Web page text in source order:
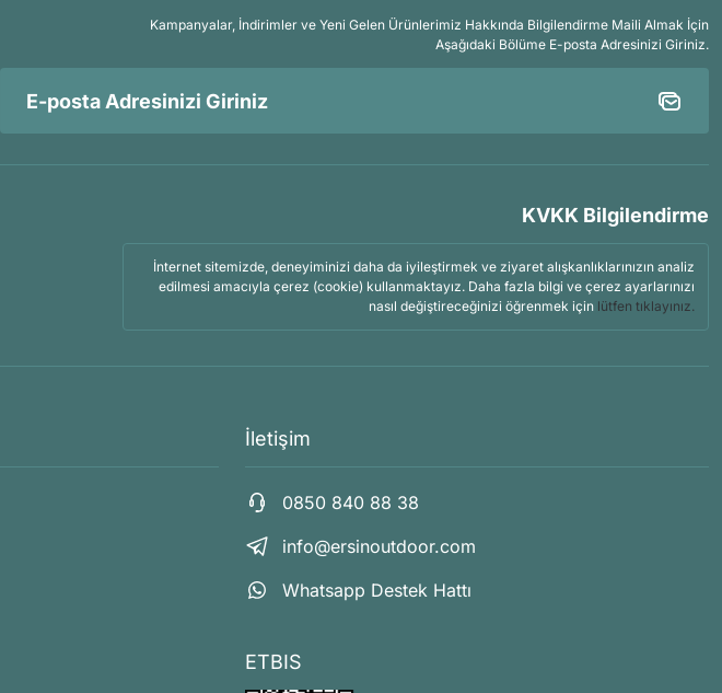
Kampanyalar, İndirimler ve Yeni Gelen Ürünlerimiz Hakkında Bilgilendirme Maili Almak İçin
Aşağıdaki Bölüme E-posta Adresinizi Giriniz.
KVKK Bilgilendirme
İnternet sitemizde, deneyiminizi daha da iyileştirmek ve ziyaret alışkanlıklarınızın analiz
edilmesi amacıyla çerez (cookie) kullanmaktayız. Daha fazla bilgi ve çerez ayarlarınızı
nasıl değiştireceğinizi öğrenmek için lütfen tıklayınız.
İletişim
0850 840 88 38
info@ersinoutdoor.com
Whatsapp Destek Hattı
ETBIS